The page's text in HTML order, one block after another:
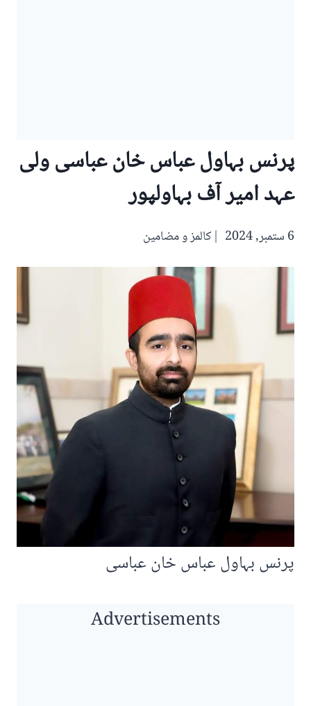
پرنس بہاول عباس خان عباسی ولی
عہد امیر آف بہاولپور
6 ستمبر, 2024 کالمز و مضامین
پرنس بہاول عباس خان عباسی
Advertisements